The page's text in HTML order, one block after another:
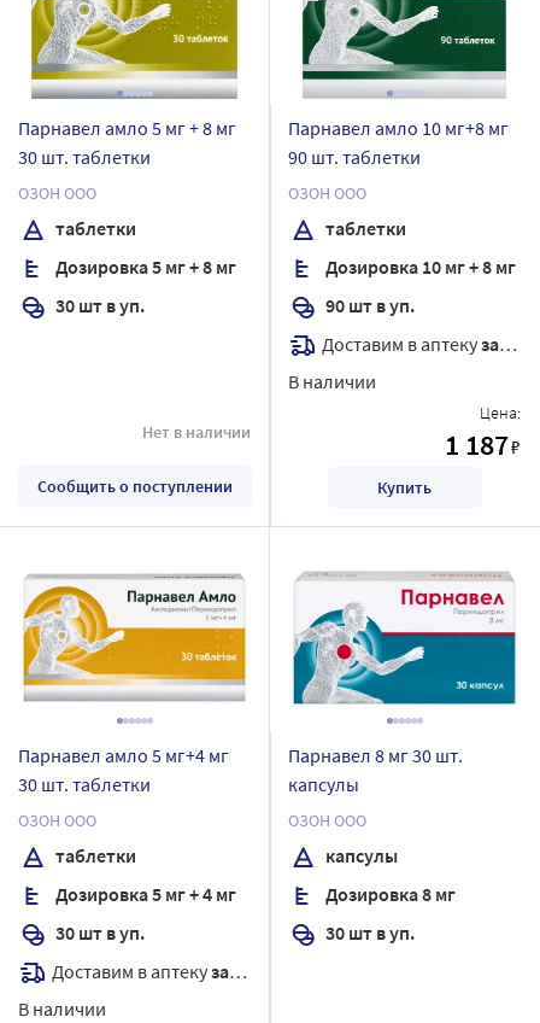
Парнавел амло 5 мг + 8 мг
30 шт. таблетки
ОЗОН ООО
таблетки
Дозировка 5 мг + 8 мг
30 шт в уп.
Нет в наличии
Сообщить о поступлении
Парнавел амло 10 мг+8 мг
90 шт. таблетки
ОЗОН ООО
таблетки
Дозировка 10 мг + 8 мг
90 шт в уп.
Доставим в аптекузавтра
В наличии
Цена:
1 187₽
Купить
Парнавел амло 5 мг+4 мг
30 шт. таблетки
ОЗОН ООО
таблетки
Дозировка 5 мг + 4 мг
30 шт в уп.
Доставим в аптекузавтра
В наличии
Парнавел 8 мг 30 шт.
капсулы
ОЗОН ООО
капсулы
Дозировка 8 мг
30 шт в уп.